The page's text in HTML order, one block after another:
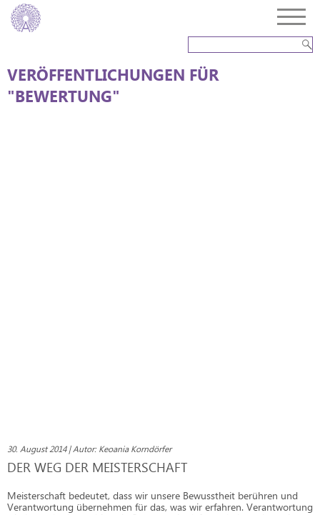
VERÖFFENTLICHUNGEN FÜR
"BEWERTUNG"
30. August 2014 | Autor: Keoania Korndörfer
DER WEG DER MEISTERSCHAFT
Meisterschaft bedeutet, dass wir unsere Bewusstheit berühren und
Verantwortung übernehmen für das, was wir erfahren. Verantwortung